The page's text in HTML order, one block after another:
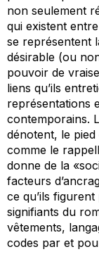
non seulement
qui existent
se représentent
désirable (ou
pouvoir de
liens qu’ils
représentations
contemporains.
dénotent, le
comme le
donne de la
facteurs
ce qu’ils
signifiants du
vêtements,
codes par et